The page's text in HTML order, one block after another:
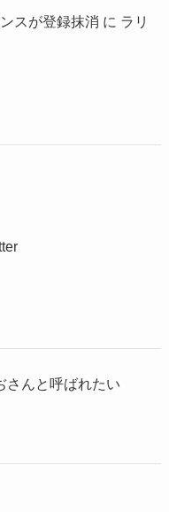
スが登録抹消 に ラリ
さんと呼ばれたい